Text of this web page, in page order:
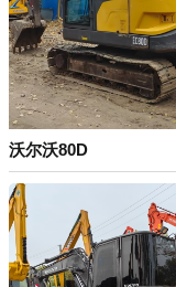
沃尔沃80D